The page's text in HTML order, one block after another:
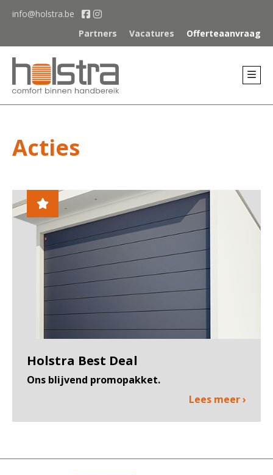
info@holstra.be
Partners
Vacatures Offerteaanvraag
Acties
Holstra Best Deal
Ons blijvend promopakket.
Lees meer ›